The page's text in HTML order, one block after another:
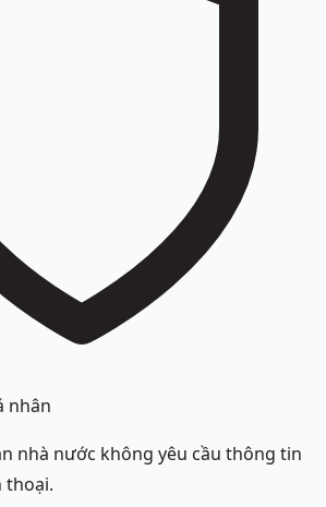
nhân
nhà nước không yêu cầu thông tin
thoại.